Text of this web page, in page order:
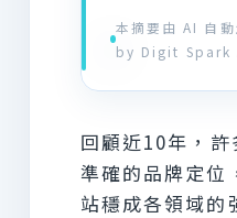
本摘要由 AI 自
by Digit Spark
回顧近10年，
準確的品牌定位
站穩成各領域的